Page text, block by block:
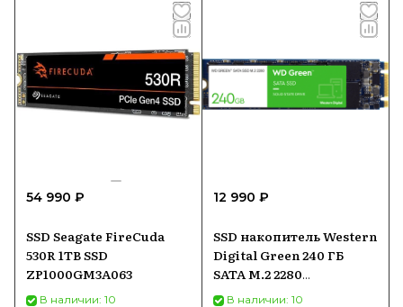
54 990 ₽
SSD Seagate FireCuda
530R 1TB SSD
ZP1000GM3A063
В наличии: 10
12 990 ₽
SSD накопитель Western
Digital Green 240 ГБ
SATA M.2 2280
(WDS240G3G0B)
В наличии: 10